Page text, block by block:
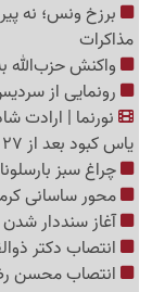
برزخ ونس؛ نه
مذاکرات
واکنش حزب‌الله
رونمایی از
نورنما | ارادت
یاس کبود بعد از 27 سال
چراغ سبز
محور ساسانی
آغاز سنددار شدن 423 هزار هکتار زمین کشاورزی
انتصاب دکتر
انتصاب محسن